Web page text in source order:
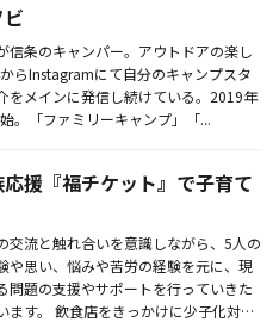
信条のキャンパー。アウトドアの楽し
らInstagramにて自分のキャンプスタ
をメインに発信し続けている。2019年
。「ファミリーキャンプ」「...
援『福チケット』で子育て
交流と触れ合いを意識しながら、5人の
や思い、悩みや苦労の経験を元に、現
問題の支援やサポートを行っていきた
ます。 飲食店をきっかけに少子化対策